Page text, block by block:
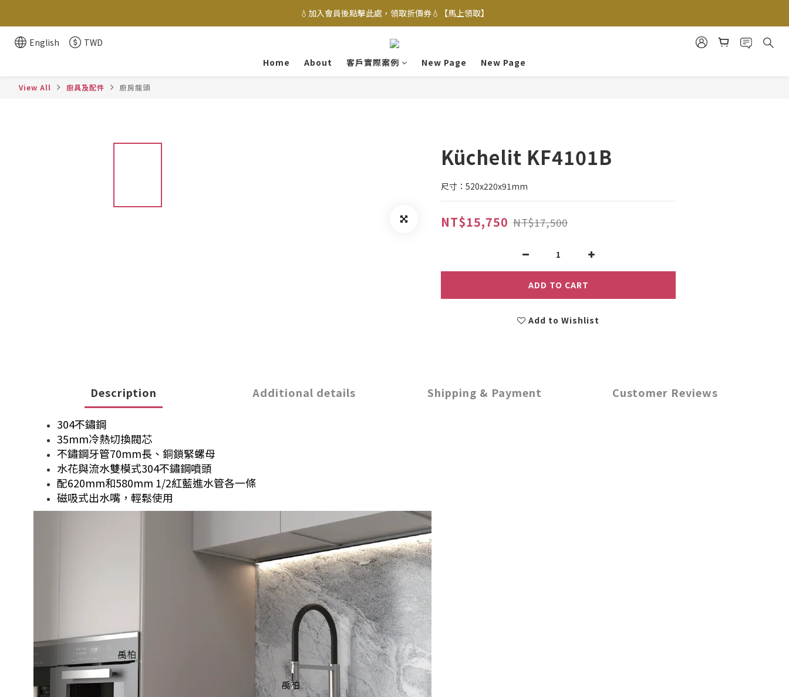
💧加入會員後點擊此處，領取折價券💧【馬上領取】
English
TWD
Home
About 客戶實際案例 New Page New Page
View All 廚具及配件 廚房龍頭
Küchelit KF4101B
尺寸：520x220x91mm
NT$15,750 NT$17,500
ADD TO CART
Add to Wishlist
Description Additional details Shipping & Payment Customer Reviews
304不鏽鋼
35mm冷熱切換閥芯
不鏽鋼牙管70mm長、銅鎖緊螺母
水花與流水雙模式304不鏽鋼噴頭
配620mm和580mm 1/2紅藍進水管各一條
磁吸式出水嘴，輕鬆使用